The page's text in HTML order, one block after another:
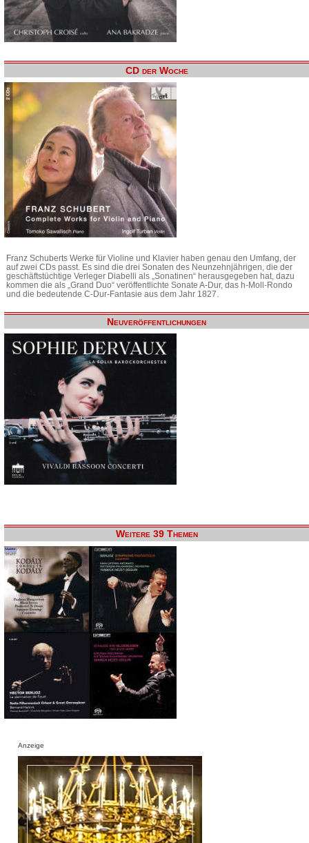
CD der Woche
Franz Schuberts Werke für Violine und Klavier haben genau den Umfang, der
auf zwei CDs passt. Es sind die drei Sonaten des Neunzehnjährigen, die der
geschäftstüchtige Verleger Diabelli als „Sonatinen“ herausgegeben hat, dazu
kommen die als „Grand Duo“ veröffentlichte Sonate A-Dur, das h-Moll-Rondo
und die bedeutende C-Dur-Fantasie aus dem Jahr 1827.
Neuveröffentlichungen
Weitere 39 Themen
Anzeige